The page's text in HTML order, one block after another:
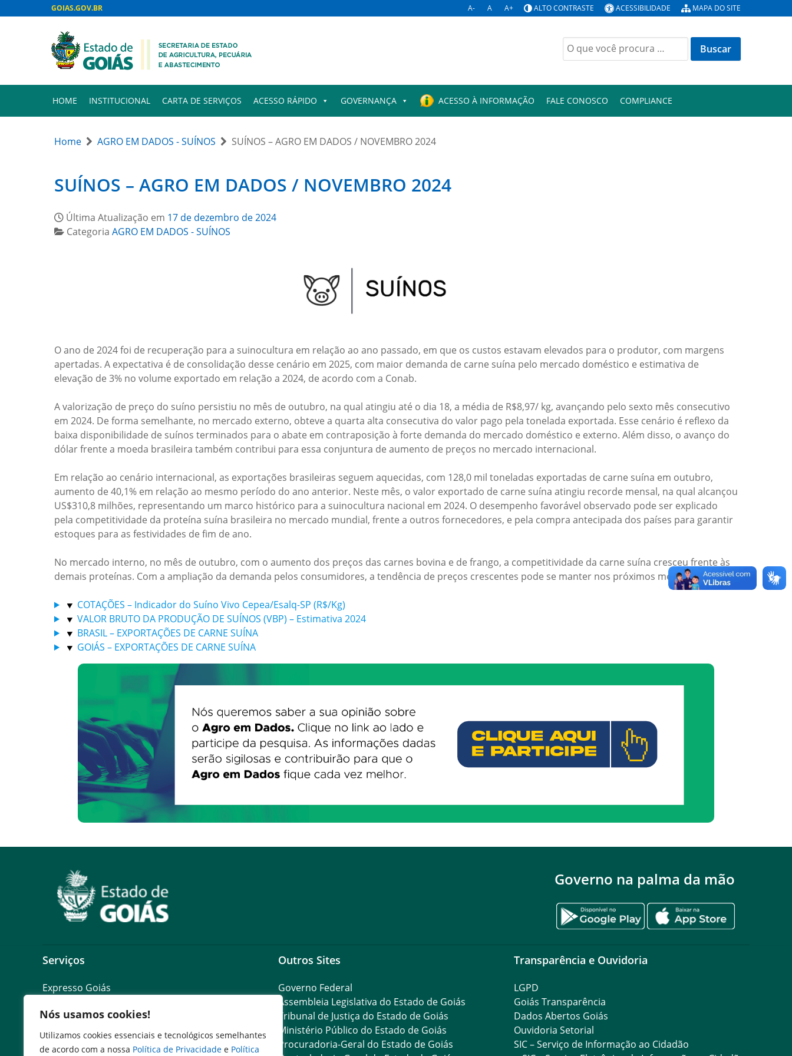
Nós usamos cookies!
Utilizamos cookies essenciais e tecnológicos semelhantes
de acordo com a nossa Política de Privacidade e Política
GOIAS.GOV.BR A- A A+ ALTO CONTRASTE ACESSIBILIDADE MAPA DO SITE
Buscar
por:
HOME INSTITUCIONAL CARTA DE SERVIÇOS ACESSO RÁPIDO GOVERNANÇA ACESSO À INFORMAÇÃO FALE CONOSCO COMPLIANCE
Home AGRO EM DADOS - SUÍNOS SUÍNOS – AGRO EM DADOS / NOVEMBRO 2024
SUÍNOS – AGRO EM DADOS / NOVEMBRO 2024
Última Atualização em 17 de dezembro de 2024
Categoria AGRO EM DADOS - SUÍNOS
O ano de 2024 foi de recuperação para a suinocultura em relação ao ano passado, em que os custos estavam elevados para o produtor, com margens
apertadas. A expectativa é de consolidação desse cenário em 2025, com maior demanda de carne suína pelo mercado doméstico e estimativa de
elevação de 3% no volume exportado em relação a 2024, de acordo com a Conab.
A valorização de preço do suíno persistiu no mês de outubro, na qual atingiu até o dia 18, a média de R$8,97/ kg, avançando pelo sexto mês consecutivo
em 2024. De forma semelhante, no mercado externo, obteve a quarta alta consecutiva do valor pago pela tonelada exportada. Esse cenário é reflexo da
baixa disponibilidade de suínos terminados para o abate em contraposição à forte demanda do mercado doméstico e externo. Além disso, o avanço do
dólar frente a moeda brasileira também contribui para essa conjuntura de aumento de preços no mercado internacional.
Em relação ao cenário internacional, as exportações brasileiras seguem aquecidas, com 128,0 mil toneladas exportadas de carne suína em outubro,
aumento de 40,1% em relação ao mesmo período do ano anterior. Neste mês, o valor exportado de carne suína atingiu recorde mensal, na qual alcançou
US$310,8 milhões, representando um marco histórico para a suinocultura nacional em 2024. O desempenho favorável observado pode ser explicado
pela competitividade da proteína suína brasileira no mercado mundial, frente a outros fornecedores, e pela compra antecipada dos países para garantir
estoques para as festividades de fim de ano.
No mercado interno, no mês de outubro, com o aumento dos preços das carnes bovina e de frango, a competitividade da carne suína cresceu frente às
demais proteínas. Com a ampliação da demanda pelos consumidores, a tendência de preços crescentes pode se manter nos próximos meses.
COTAÇÕES – Indicador do Suíno Vivo Cepea/Esalq-SP (R$/Kg)
VALOR BRUTO DA PRODUÇÃO DE SUÍNOS (VBP) – Estimativa 2024
BRASIL – EXPORTAÇÕES DE CARNE SUÍNA
GOIÁS – EXPORTAÇÕES DE CARNE SUÍNA
Governo na palma da mão
Serviços
Expresso Goiás
Expresso Servidor
SEI Governadoria
Cadastro de Autoridades
Outros Sites
Governo Federal
Assembleia Legislativa do Estado de Goiás
Tribunal de Justiça do Estado de Goiás
Ministério Público do Estado de Goiás
Procuradoria-Geral do Estado de Goiás
Transparência e Ouvidoria
LGPD
Goiás Transparência
Dados Abertos Goiás
Ouvidoria Setorial
SIC – Serviço de Informação ao Cidadão